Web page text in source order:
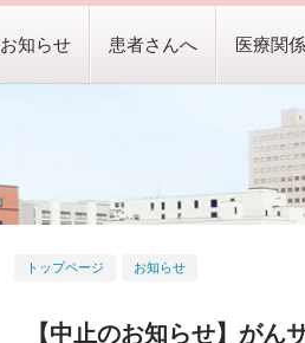
お知らせ 患者さんへ 医療関
トップページ お知らせ
【中止のお知らせ】がん